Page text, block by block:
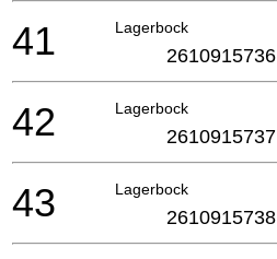
Lagerbock
41 2610915736
Lagerbock
42 2610915737
Lagerbock
43 2610915738